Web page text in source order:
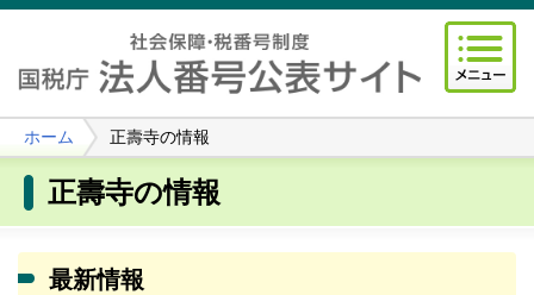
ホーム 正壽寺の情報
正壽寺の情報
最新情報